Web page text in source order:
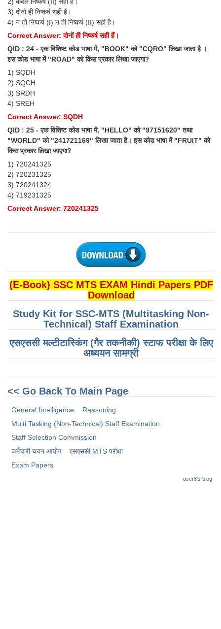
3) दोनों ही निष्कर्ष सही हैं।
4) न तो निष्कर्ष (I) न ही निष्कर्ष (II) सही है।
Correct Answer: दोनों ही निष्कर्ष सही हैं।
QID : 24 - एक विशिष्ट कोड भाषा में, "BOOK" को "CQRO" लिखा जाता है ।
इस कोड भाषा में "ROAD" को किस प्रकार लिखा जाएगा?
1) SQDH
2) SQCH
3) SRDH
4) SREH
Correct Answer: SQDH
QID : 25 - एक विशिष्ट कोड भाषा में, "HELLO" को "97151620" तथा
"WORLD" को "241721169" लिखा जाता है। इस कोड भाषा में "FRUIT" को
किस प्रकार लिखा जाएगा?
1) 720241325
2) 720231325
3) 720241324
4) 719231325
Correct Answer: 720241325
(E-Book) SSC MTS EXAM Hindi Papers PDF
Download
Study Kit for SSC-MTS (Multitasking Non-
Technical) Staff Examination
एसएससी मल्टीटास्किंग (गैर तकनीकी) स्टाफ परीक्षा के लिए
अध्ययन सामग्री
<< Go Back To Main Page
General Intelligence
Reasoning
Multi Tasking (Non-Technical) Staff Examination
Staff Selection Commission
कर्मचारी चयन आयोग
एसएससी MTS परीक्षा
Exam Papers
user8's blog